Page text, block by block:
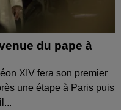
du pape à
XIV fera son premier
une étape à Paris puis